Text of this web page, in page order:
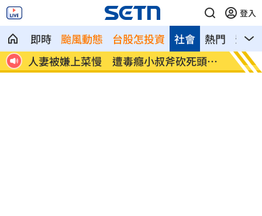
登入
即時 颱風動態 台股怎投資 熱門 影音
社會
呼
人妻被嫌上菜慢 遭毒癮小叔斧砍死頭掛
樹
男大
期